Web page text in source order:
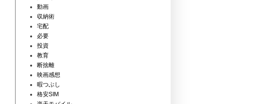
動画
収納術
宅配
必要
投資
教育
断捨離
映画感想
暇つぶし
格安SIM